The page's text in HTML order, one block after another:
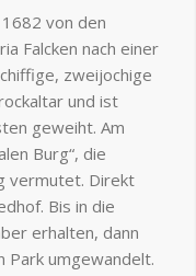
von den
Falcken nach einer
zweijochige
und ist
geweiht. Am
Burg“, die
vermutet. Direkt
Bis in die
erhalten, dann
Park umgewandelt.